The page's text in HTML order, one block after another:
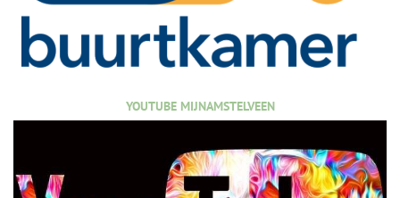
YOUTUBE MIJNAMSTELVEEN